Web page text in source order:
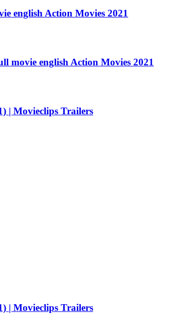
english Action Movies 2021
movie english Action Movies 2021
| Movieclips Trailers
| Movieclips Trailers